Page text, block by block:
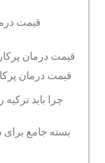
قیمت
قیمت درمان
قیمت درمان
چرا باید ترکیه
بسته جامع برای